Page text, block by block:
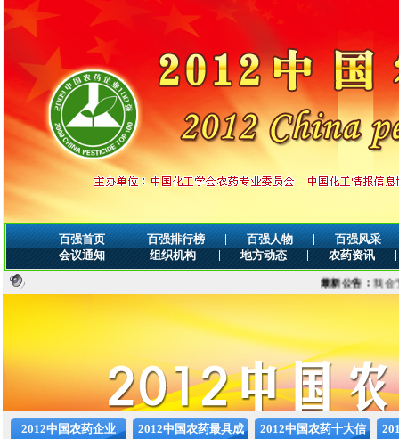
百强首页 | 百强排行榜 | 百强人物 |
百强风采
会议通知
| 组织机构 | 地方动态 | 农药资讯 |
最新公告：我会于
2012中国农药企业 2012中国农药最具成 2012中国农药十大信